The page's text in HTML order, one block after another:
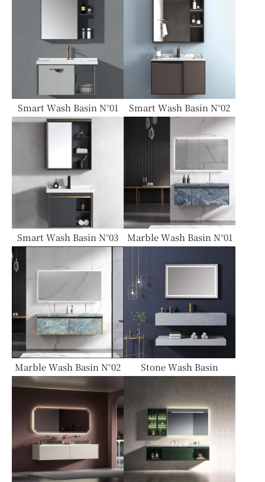
ダイニングテーブル
チェスト・ドレッサー
ミラー
ベッド
Smart Wash Basin N°01 Smart Wash Basin N°02
Smart Wash Basin N°03 Marble Wash Basin N°01
Marble Wash Basin N°02 Stone Wash Basin